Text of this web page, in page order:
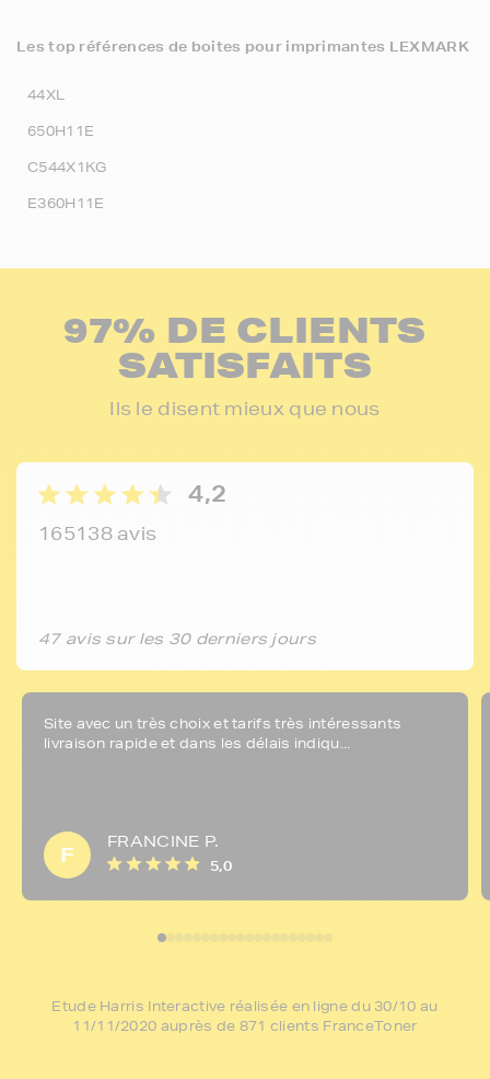
Les top références de boites pour imprimantes LEXMARK
44XL
650H11E
C544X1KG
E360H11E
97% DE CLIENTS
SATISFAITS
Ils le disent mieux que nous
4,2
165138 avis
47 avis sur les 30 derniers jours
Site avec un très choix et tarifs très intéressants
livraison rapide et dans les délais indiqu...
F
FRANCINE P.
5,0
Etude Harris Interactive réalisée en ligne du 30/10 au
11/11/2020 auprès de 871 clients FranceToner